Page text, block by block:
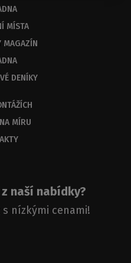
MÍSTA
MAGAZÍN
DENÍKY
MÍRU
naší nabídky?
s nízkými cenami!